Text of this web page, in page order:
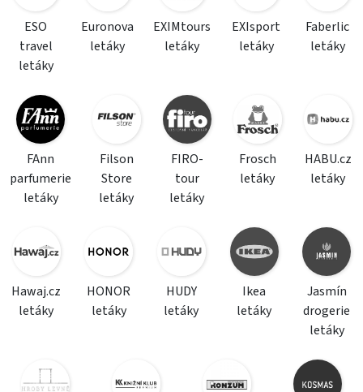
ESO
travel
letáky
Euronova
letáky
EXIMtours
letáky
EXIsport
letáky
Faberlic
letáky
FAnn
parfumerie
letáky
Filson
Store
letáky
FIRO-
tour
letáky
Frosch
letáky
HABU.cz
letáky
Hawaj.cz
letáky
HONOR
letáky
HUDY
letáky
Ikea
letáky
Jasmín
drogerie
letáky